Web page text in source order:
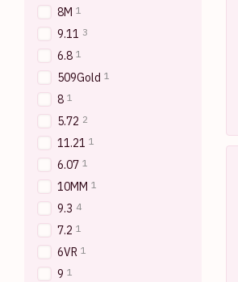
8M 1
9.11 3
6.8 1
509Gold 1
8 1
5.72 2
11.21 1
6.07 1
10MM 1
9.3 4
7.2 1
6VR 1
9 1